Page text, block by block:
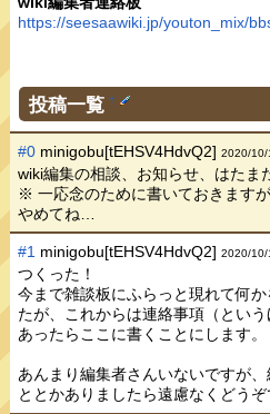
https://seesaawiki.jp/youton_mix/
投稿一覧 †
#0 minigobu[tEHSV4HdvQ2]2020/10/
wiki編集の相談、お知らせ、はたま
※ 一応念のために書いておきます
やめてね…
#1 minigobu[tEHSV4HdvQ2]2020/10/
つくった！
今まで雑談板にふらっと現れて何
たが、これからは連絡事項（とい
あったらここに書くことにします。
あんまり編集者さんいないですが
ととかありましたら遠慮なくどうぞ